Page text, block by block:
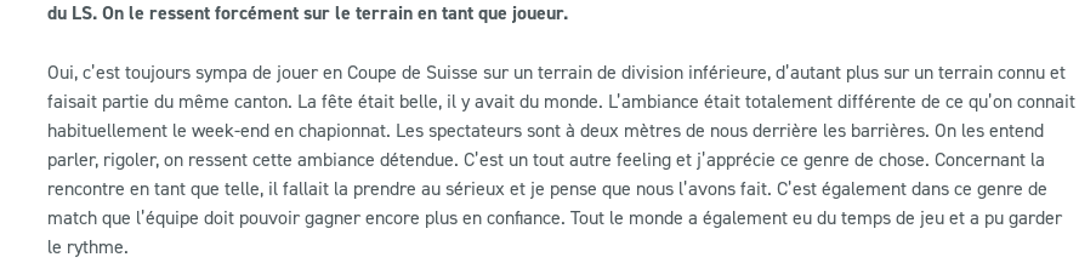
du LS. On le ressent forcément sur le terrain en tant que joueur.
Oui, c’est toujours sympa de jouer en Coupe de Suisse sur un terrain de division inférieure, d’autant plus sur un terrain connu et
faisait partie du même canton. La fête était belle, il y avait du monde. L’ambiance était totalement différente de ce qu’on connait
habituellement le week-end en chapionnat. Les spectateurs sont à deux mètres de nous derrière les barrières. On les entend
parler, rigoler, on ressent cette ambiance détendue. C’est un tout autre feeling et j’apprécie ce genre de chose. Concernant la
rencontre en tant que telle, il fallait la prendre au sérieux et je pense que nous l’avons fait. C’est également dans ce genre de
match que l’équipe doit pouvoir gagner encore plus en confiance. Tout le monde a également eu du temps de jeu et a pu garder
le rythme.